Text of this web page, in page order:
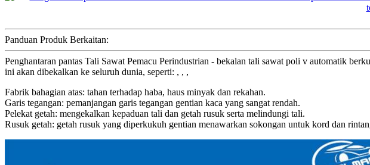
Panduan Produk Berkaitan:
Penghantaran pantas Tali Sawat Pemacu Perindustrian - bekalan tali sawat poli v automatik
ini akan dibekalkan ke seluruh dunia, seperti: , , ,
Fabrik bahagian atas: tahan terhadap haba, haus minyak dan rekahan.
Garis tegangan: pemanjangan garis tegangan gentian kaca yang sangat rendah.
Pelekat getah: mengekalkan kepaduan tali dan getah rusuk serta melindungi tali.
Rusuk getah: getah rusuk yang diperkukuh gentian menawarkan sokongan untuk kord dan